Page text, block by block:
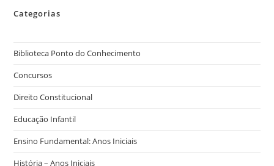
Categorias
Biblioteca Ponto do Conhecimento
Concursos
Direito Constitucional
Educação Infantil
Ensino Fundamental: Anos Iniciais
História – Anos Iniciais